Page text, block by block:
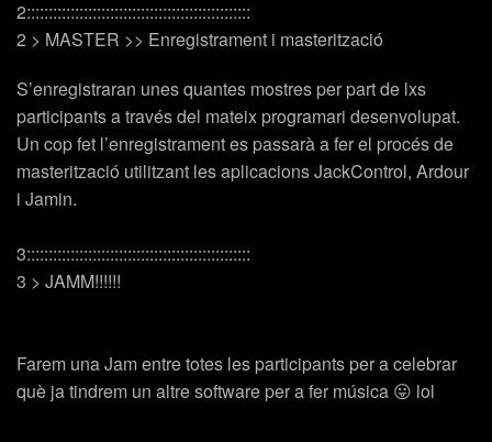
2:::::::::::::::::::::::::::::::::::::::::::::::::::
2 > MASTER >> Enregistrament i masterització
S’enregistraran unes quantes mostres per part de lxs
participants a través del mateix programari desenvolupat.
Un cop fet l’enregistrament es passarà a fer el procés de
masterització utilitzant les aplicacions JackControl, Ardour
i Jamin.
3:::::::::::::::::::::::::::::::::::::::::::::::::::
3 > JAMM!!!!!!
Farem una Jam entre totes les participants per a celebrar
què ja tindrem un altre software per a fer música 😛 lol